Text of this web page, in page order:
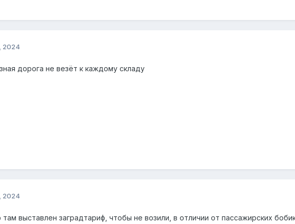
2024
дорога не везёт к каждому складу
2024
там выставлен заградтариф, чтобы не возили, в отличии от пассажирских